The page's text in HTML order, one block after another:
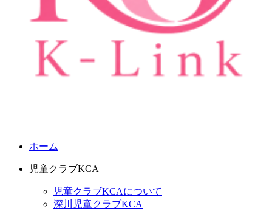
ホーム
児童クラブKCA
児童クラブKCAについて
深川児童クラブKCA